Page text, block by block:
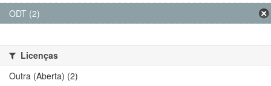
ODT (2)
Licenças
Outra (Aberta) (2)